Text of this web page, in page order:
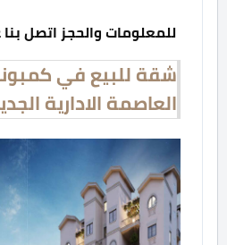
للمعلومات والحجز اتصل
شقة للبيع في
العاصمة الادارية